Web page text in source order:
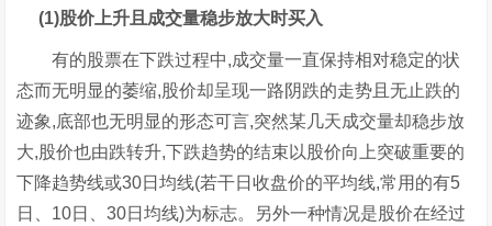
(1)股价上升且成交量稳步放大时买入
有的股票在下跌过程中,成交量一直保持相对稳定的状
态而无明显的萎缩,股价却呈现一路阴跌的走势且无止跌的
迹象,底部也无明显的形态可言,突然某几天成交量却稳步放
大,股价也由跌转升,下跌趋势的结束以股价向上突破重要的
下降趋势线或30日均线(若干日收盘价的平均线,常用的有5
日、10日、30日均线)为标志。另外一种情况是股价在经过